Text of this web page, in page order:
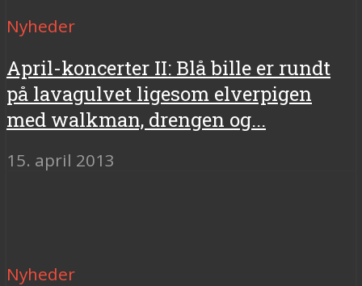
Nyheder
April-koncerter II: Blå bille er rundt
på lavagulvet ligesom elverpigen
med walkman, drengen og...
15. april 2013
Nyheder